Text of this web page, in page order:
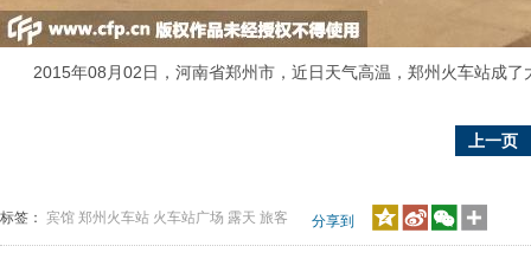
2015年08月02日，河南省郑州市，近日天气高温，郑州火车站成了
上一页
标签： 宾馆 郑州火车站 火车站广场 露天 旅客 分享到